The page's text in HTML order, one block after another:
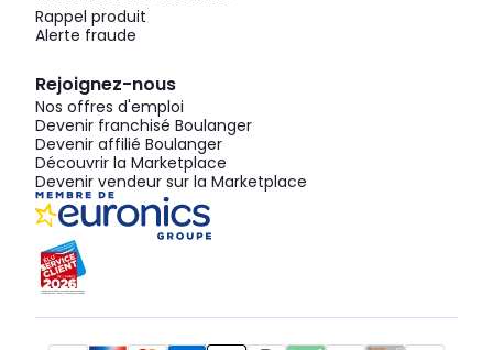
Rappel produit
Alerte fraude
Rejoignez-nous
Nos offres d'emploi
Devenir franchisé Boulanger
Devenir affilié Boulanger
Découvrir la Marketplace
Devenir vendeur sur la Marketplace